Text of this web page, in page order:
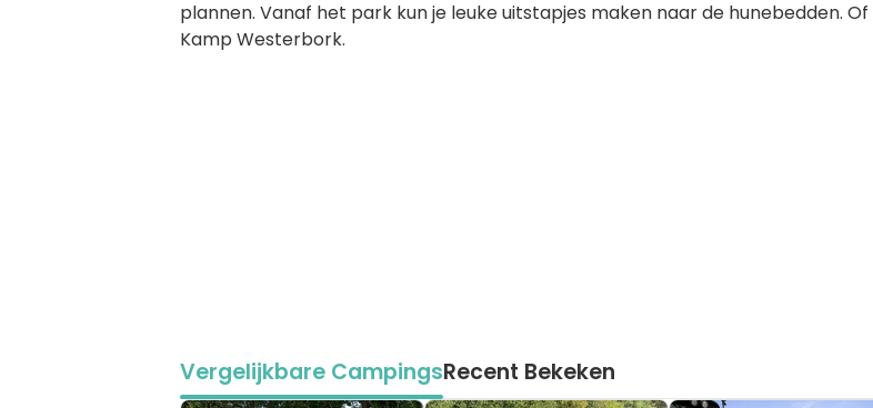
plannen. Vanaf het park kun je leuke uitstapjes maken naar de hunebedden.
Kamp Westerbork.
Vergelijkbare CampingsRecent Bekeken